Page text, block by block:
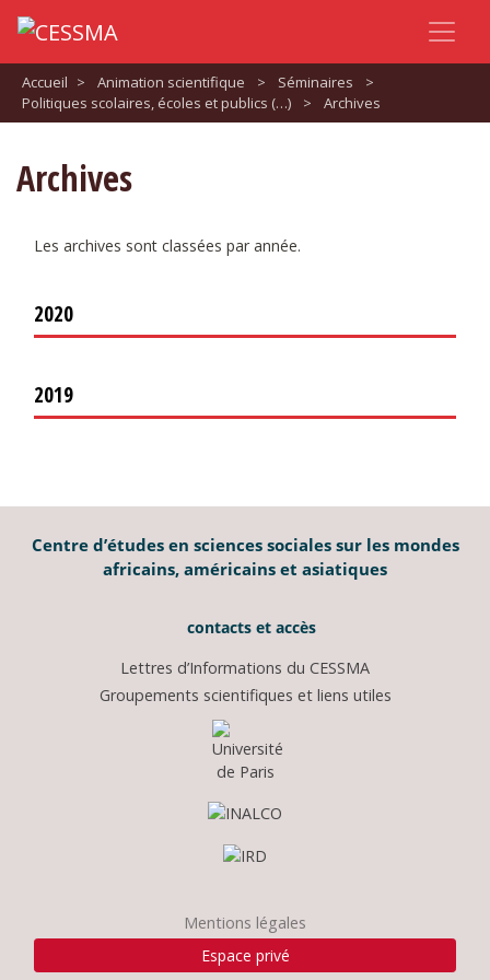
Accueil > Animation scientifique > Séminaires
>
Politiques scolaires, écoles et publics (…)
> Archives
Archives
Les archives sont classées par année.
2020
2019
Centre d’études en sciences sociales sur les mondes
africains, américains et asiatiques
contacts et accès
Lettres d’Informations du CESSMA
Groupements scientifiques et liens utiles
Mentions légales
Espace privé